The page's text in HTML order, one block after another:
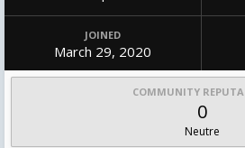
JOINED
March 29, 2020
COMMUNITY
0
Neutre